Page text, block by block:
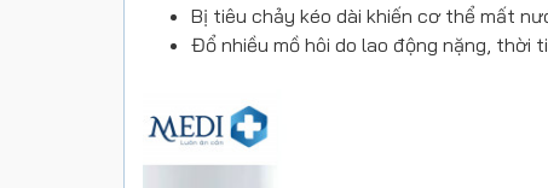
Bị tiêu chảy kéo dài khiến cơ thể mất
Đổ nhiều mồ hôi do lao động nặng,